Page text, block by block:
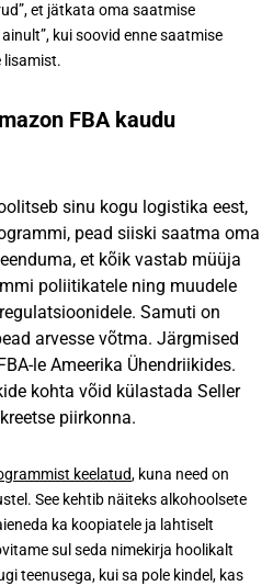
et jätkata oma saatmise
kui soovid enne saatmise
lisamist.
FBA kaudu
sinu kogu logistika eest,
pead siiski saatma oma
et kõik vastab müüja
poliitikatele ning muudele
Samuti on
arvesse võtma. Järgmised
le Ameerika Ühendriikides.
kohta võid külastada Seller
piirkonna.
keelatud, kuna need on
See kehtib näiteks alkohoolsete
ka koopiatele ja lahtiselt
sul seda nimekirja hoolikalt
teenusega, kui sa pole kindel, kas